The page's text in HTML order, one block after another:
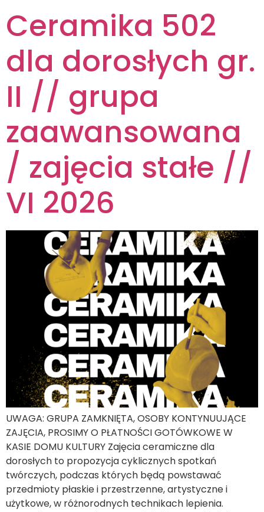
Ceramika 502
dla dorosłych gr.
II // grupa
zaawansowana
/ zajęcia stałe //
VI 2026
UWAGA: GRUPA ZAMKNIĘTA, OSOBY KONTYNUUJĄCE
ZAJĘCIA, PROSIMY O PŁATNOŚCI GOTÓWKOWE W
KASIE DOMU KULTURY Zajęcia ceramiczne dla
dorosłych to propozycja cyklicznych spotkań
twórczych, podczas których będą powstawać
przedmioty płaskie i przestrzenne, artystyczne i
użytkowe, w różnorodnych technikach lepienia.